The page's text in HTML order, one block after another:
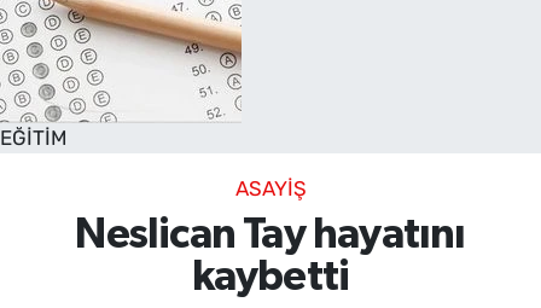
EĞİTİM
ASAYİŞ
Neslican Tay hayatını
kaybetti